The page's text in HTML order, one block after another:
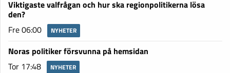
Viktigaste valfrågan och hur ska regionpolitikerna lösa
den?
Fre 06:00
NYHETER
Noras politiker försvunna på hemsidan
Tor 17:48
NYHETER